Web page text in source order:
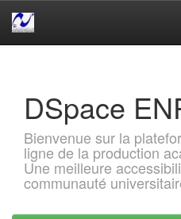
DSpace
Bienvenue sur la
ligne de la production
Une meilleure
communauté